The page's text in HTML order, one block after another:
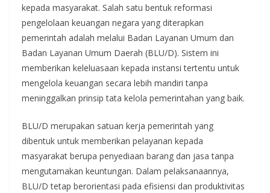
kepada masyarakat. Salah satu bentuk reformasi
pengelolaan keuangan negara yang diterapkan
pemerintah adalah melalui Badan Layanan Umum dan
Badan Layanan Umum Daerah (BLU/D). Sistem ini
memberikan keleluasaan kepada instansi tertentu untuk
mengelola keuangan secara lebih mandiri tanpa
meninggalkan prinsip tata kelola pemerintahan yang baik.
BLU/D merupakan satuan kerja pemerintah yang
dibentuk untuk memberikan pelayanan kepada
masyarakat berupa penyediaan barang dan jasa tanpa
mengutamakan keuntungan. Dalam pelaksanaannya,
BLU/D tetap berorientasi pada efisiensi dan produktivitas